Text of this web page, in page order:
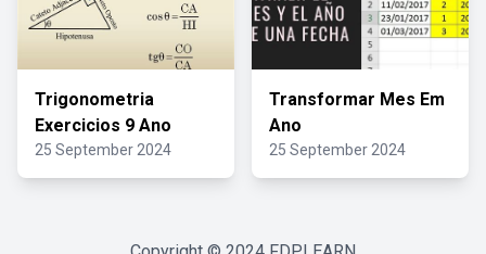
Trigonometria
Exercicios 9 Ano
25 September 2024
Transformar Mes Em
Ano
25 September 2024